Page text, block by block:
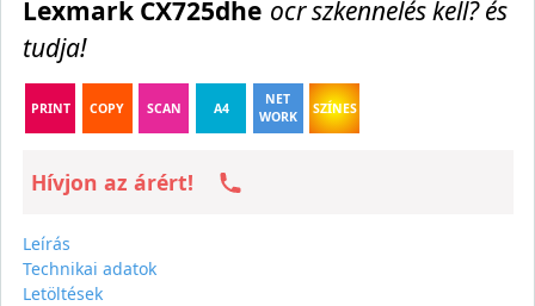
Lexmark CX725dhe ocr szkennelés kell? és
tudja!
PRINT COPY SCAN A4
NET
WORK
SZÍNES
Hívjon az árért!
Leírás
Technikai adatok
Letöltések